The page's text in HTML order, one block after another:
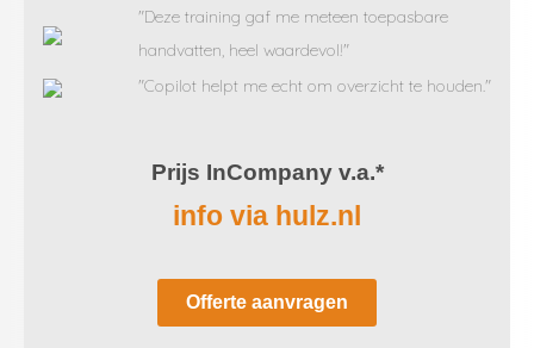
"Deze training gaf me meteen toepasbare
handvatten, heel waardevol!"
"Copilot helpt me echt om overzicht te houden."
Prijs InCompany v.a.*
info via hulz.nl
Offerte aanvragen